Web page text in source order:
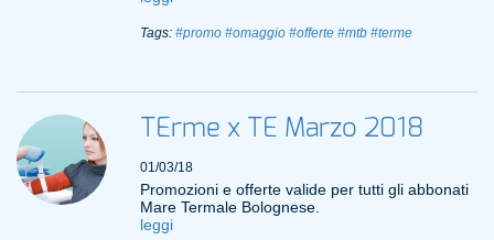
Tags: #promo #omaggio #offerte #mtb #terme
TErme x TE Marzo 2018
01/03/18
Promozioni e offerte valide per tutti gli abbonati
Mare Termale Bolognese.
leggi